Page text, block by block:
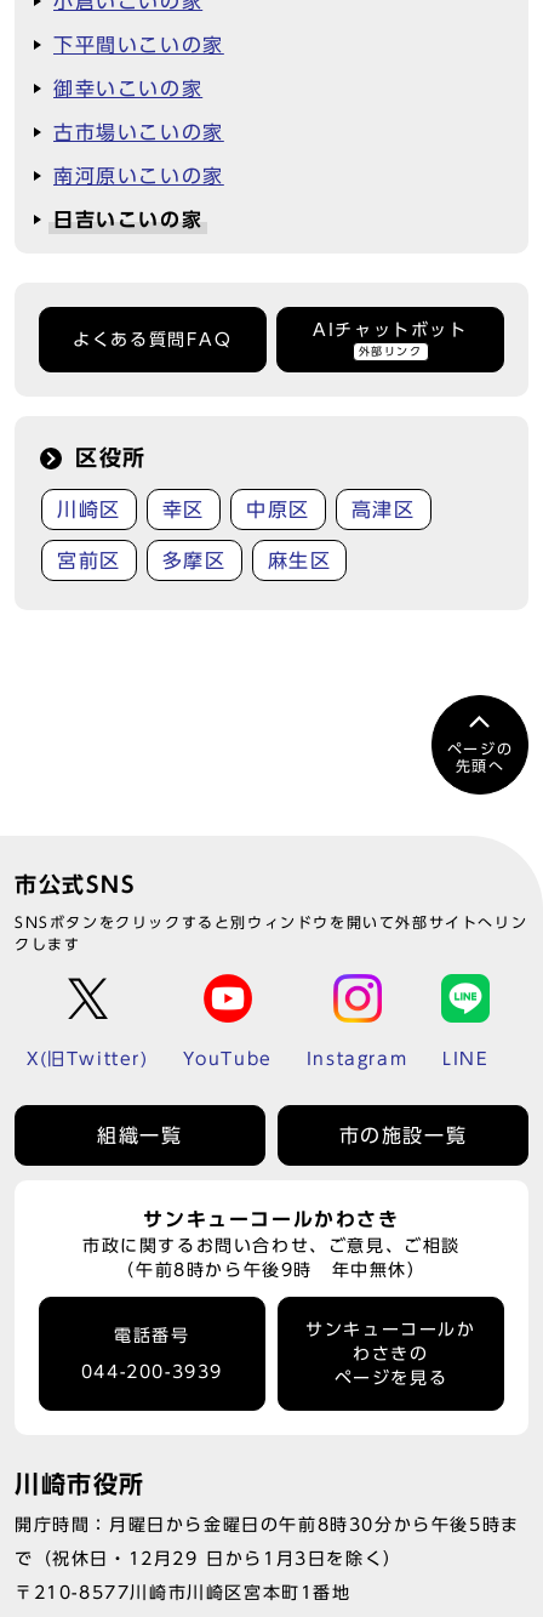
下平間いこいの家
御幸いこいの家
古市場いこいの家
南河原いこいの家
日吉いこいの家
よくある質問FAQ
AIチャットボット
外部リンク
区役所
川崎区 幸区 中原区 高津区
宮前区 多摩区 麻生区
ページの
先頭へ
市公式SNS
SNSボタンをクリックすると別ウィンドウを開いて外部サイトへリン
クします
X(旧Twitter) YouTube Instagram LINE
組織一覧 市の施設一覧
サンキューコールかわさき
市政に関するお問い合わせ、ご意見、ご相談
（午前8時から午後9時 年中無休）
電話番号
044-200-3939
サンキューコールか
わさきの
ページを見る
川崎市役所
開庁時間：月曜日から金曜日の午前8時30分から午後5時ま
で（祝休日・12月29 日から1月3日を除く）
〒210-8577川崎市川崎区宮本町1番地